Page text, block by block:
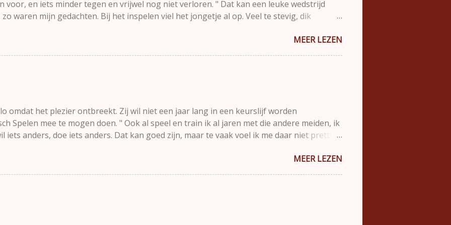
voor, en iets minder tegen en vrijwel nog niet verloren. " Dat kan een leuke wedstrijd
waren mijn gedachten. Bij het inspelen viel het jongetje al op. Veel te stevig, dik
" Hé, dat is Thimo. Die woonde vorig jaar nog bij ons in de stad. " Tijdens de wedstrijd
liep hij er verloren bij. Een bal dreigde in zijn buurt te komen maar een speler van ons
MEER LEZEN
omdat het plezier ontbreekt. Zij wil niet een jaar lang in een keurslijf worden
Spelen mee te mogen doen. " Ook al speel en train ik al jaren met die andere meiden, ik
iets anders, doe iets anders. Dat kan goed zijn, maar te vaak voel ik me daar niet prettig
plek zijn en sociale contacten kunnen hebben. Ik denk dat we ook goed presteren als
en af en toe terugkomen naar Nederland, was te groot ", zegt Laura daarover.
MEER LEZEN